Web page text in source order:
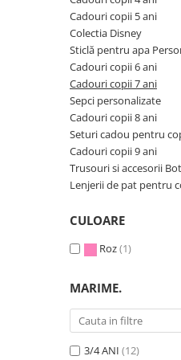
Cadouri barbati
Seturi cadou barbati
Seturi cadou barbati portofel si curea
Ceasuri pentru EL
Cadouri craciun barbati
Cadouri personalizate barbati
Cadouri copii
Lenjerii de pat Disney
Cadouri craciun copii
Colectia Disney
Sepci personalizate
Seturi cadou pentru copii KID's
Etichete scolare
Sepci personalizate
Bannere personalizate scoli si
Caserole personalizate sandwich
Saculeti personalizati
Sticla de apa personalizata
Agende si caiete personalizate
Cadouri copii 5 ani
Colectia Disney
Sticlă pentru apa
Cadouri copii 6 ani
Cadouri copii 7 ani
Sepci personalizate
Cadouri copii 8 ani
Seturi cadou pentru
Cadouri copii 9 ani
Trusouri si accesorii
Lenjerii de pat pentru
CULOARE
Roz(1)
MARIME.
3/4 ANI (12)